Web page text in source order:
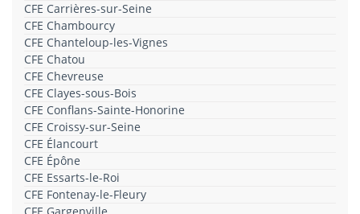
CFE Carrières-sur-Seine
CFE Chambourcy
CFE Chanteloup-les-Vignes
CFE Chatou
CFE Chevreuse
CFE Clayes-sous-Bois
CFE Conflans-Sainte-Honorine
CFE Croissy-sur-Seine
CFE Élancourt
CFE Épône
CFE Essarts-le-Roi
CFE Fontenay-le-Fleury